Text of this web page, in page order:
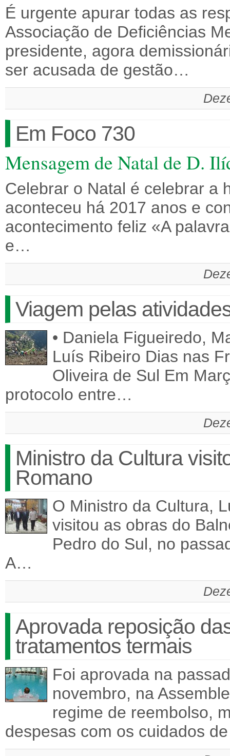
É urgente apurar todas as
Associação de Deficiências
presidente, agora
ser acusada de gestão…
Em Foco 730
Mensagem de Natal de D.
Celebrar o Natal é celebrar a
aconteceu há 2017 anos e
acontecimento feliz «A
e…
Viagem pelas
• Daniela Figueiredo,
Luís Ribeiro Dias nas
Oliveira de Sul Em
protocolo entre…
Ministro da Cultura
Romano
O Ministro da Cultura,
visitou as obras do
Pedro do Sul, no
A…
Aprovada reposição
tratamentos termais
Foi aprovada na
novembro, na
regime de reembolso,
despesas com os cuidados